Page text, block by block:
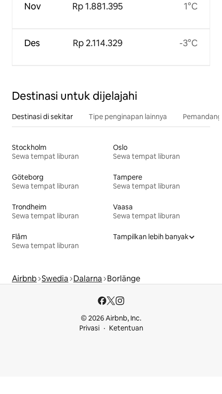
Nov
Des
Rp 1.881.395
Rp 2.114.329
1°C
-3°C
Destinasi untuk dijelajahi
Destinasi di sekitar Tipe penginapan lainnya
Stockholm
Sewa tempat liburan
Oslo
Sewa tempat liburan
Göteborg
Sewa tempat liburan
Tampere
Sewa tempat liburan
Trondheim
Sewa tempat liburan
Vaasa
Sewa tempat liburan
Flåm
Sewa tempat liburan
Tampilkan lebih banyak
Airbnb Swedia Dalarna Borlänge
© 2026 Airbnb, Inc.
Privasi
Ketentuan